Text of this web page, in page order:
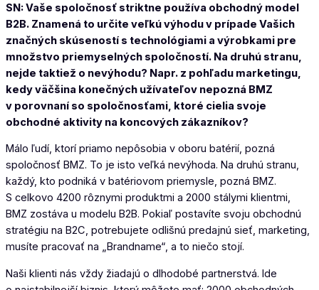
SN: Vaše spoločnosť striktne používa obchodný model
B2B. Znamená to určite veľkú výhodu v prípade Vašich
značných skúseností s technológiami a výrobkami pre
množstvo priemyselných spoločností. Na druhú stranu,
nejde taktiež o nevýhodu? Napr. z pohľadu marketingu,
kedy väčšina konečných užívateľov nepozná BMZ
v porovnaní so spoločnosťami, ktoré cielia svoje
obchodné aktivity na koncových zákazníkov?
Málo ľudí, ktorí priamo nepôsobia v oboru batérií, pozná
spoločnosť BMZ. To je isto veľká nevýhoda. Na druhú stranu,
každý, kto podniká v batériovom priemysle, pozná BMZ.
S celkovo 4200 rôznymi produktmi a 2000 stálymi klientmi,
BMZ zostáva u modelu B2B. Pokiaľ postavíte svoju obchodnú
stratégiu na B2C, potrebujete odlišnú predajnú sieť, marketing,
musíte pracovať na „Brandname“, a to niečo stojí.
Naši klienti nás vždy žiadajú o dlhodobé partnerstvá. Ide